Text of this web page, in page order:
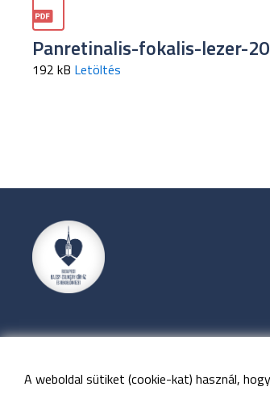
A weboldal sütiket (cookie-kat) használ,
Panretinalis-fokalis-lezer-
192 kB Letöltés